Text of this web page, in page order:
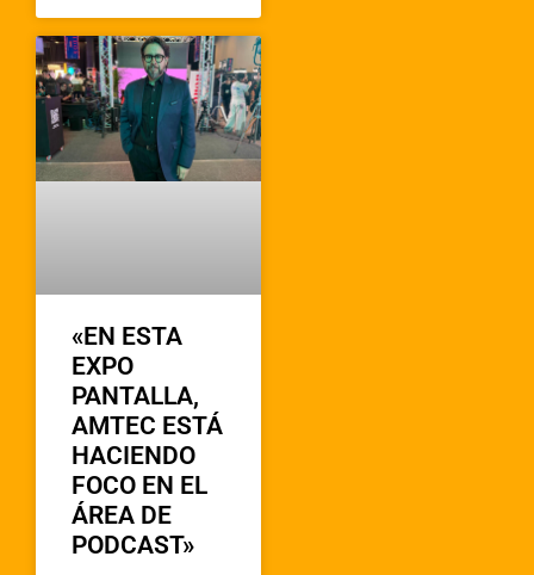
«EN ESTA
EXPO
PANTALLA,
AMTEC ESTÁ
HACIENDO
FOCO EN EL
ÁREA DE
PODCAST»